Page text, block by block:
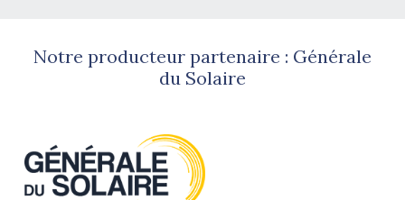
Notre producteur partenaire : Générale
du Solaire